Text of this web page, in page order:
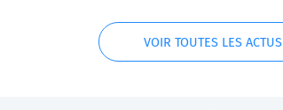
VOIR TOUTES LES ACTUS